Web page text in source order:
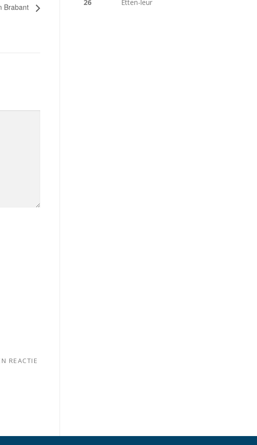
Brabant
REACTIE
26
Etten-leur